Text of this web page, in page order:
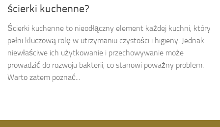
ścierki kuchenne?
Ścierki kuchenne to nieodłączny element każdej kuchni, który
pełni kluczową rolę w utrzymaniu czystości i higieny. Jednak
niewłaściwe ich użytkowanie i przechowywanie może
prowadzić do rozwoju bakterii, co stanowi poważny problem.
Warto zatem poznać...